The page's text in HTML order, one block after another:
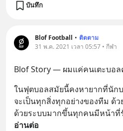
บันทึก
Blof Football • ติดตาม
31 พ.ค. 2021 เวลา 05:57 • กีฬา
Blof Story — ผมแค่คนเตะบอ
ในฟุตบอลสมัยนี้คงหายากที่นัก
จะเป็นทุกสิ่งทุกอย่างของทีม ด้
ด้วยระบบมากขึ้นทุกคนมีหน้าที่
อ่านต่อ